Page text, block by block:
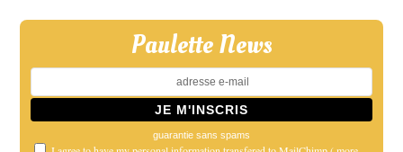
Paulette News
guarantie sans spams